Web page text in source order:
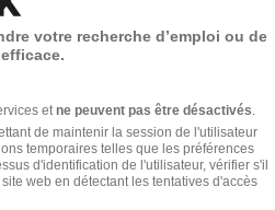
€ / heure
votre recherche d’emploi ou de
et ne peuvent pas être désactivés
de maintenir la session de l'utilisateur
temporaires telles que les préférences
d'identification de l'utilisateur, vérifier s'il
web en détectant les tentatives d'accès